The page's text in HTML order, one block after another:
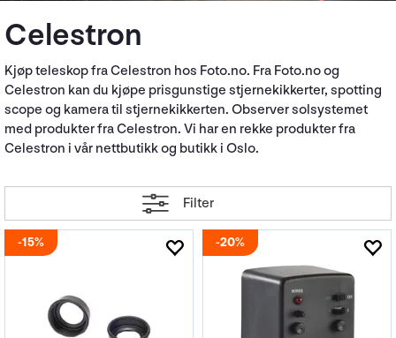
Celestron
Kjøp teleskop fra Celestron hos Foto.no. Fra Foto.no og
Celestron kan du kjøpe prisgunstige stjernekikkerter, spotting
scope og kamera til stjernekikkerten. Observer solsystemet
med produkter fra Celestron. Vi har en rekke produkter fra
Celestron i vår nettbutikk og butikk i Oslo.
Filter
15% 20%